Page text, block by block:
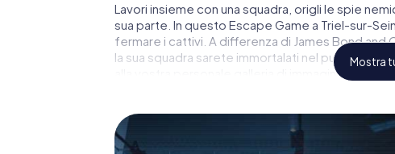
Lavori insieme con una squadra, origli le spie
sua parte. In questo Escape Game a Triel-sur-
fermare i cattivi. A differenza di James Bond
la sua squadra sarete immortalati nel punteggio
alla vostra personale galleria di immagini. Il gioco
Mostra